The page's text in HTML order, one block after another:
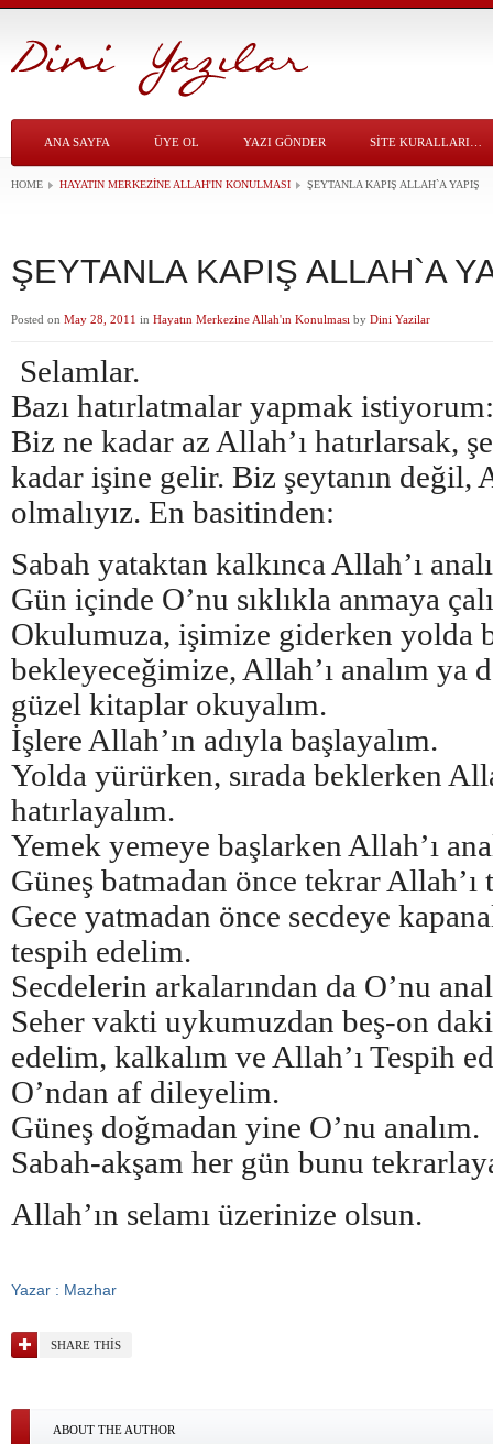
ANA SAYFA ÜYE OL YAZI GÖNDER SITE KURALLARI…
HOME HAYATIN MERKEZINE ALLAH'IN KONULMASI ŞEYTANLA KAPIŞ ALLAH`A YAPIŞ
ŞEYTANLA KAPIŞ ALLAH`A
Posted on May 28, 2011 in Hayatın Merkezine Allah'ın Konulması by Dini Yazilar
Selamlar.
Bazı hatırlatmalar yapmak istiyorum:
Biz ne kadar az Allah’ı hatırlarsak,
kadar işine gelir. Biz şeytanın değil,
olmalıyız. En basitinden:
Sabah yataktan kalkınca Allah’ı
Gün içinde O’nu sıklıkla anmaya
Okulumuza, işimize giderken yolda
bekleyeceğimize, Allah’ı analım ya
güzel kitaplar okuyalım.
İşlere Allah’ın adıyla başlayalım.
Yolda yürürken, sırada beklerken
hatırlayalım.
Yemek yemeye başlarken Allah’ı
Güneş batmadan önce tekrar
Gece yatmadan önce secdeye
tespih edelim.
Secdelerin arkalarından da O’nu
Seher vakti uykumuzdan beş-on
edelim, kalkalım ve Allah’ı Tespih
O’ndan af dileyelim.
Güneş doğmadan yine O’nu analım.
Sabah-akşam her gün bunu
Allah’ın selamı üzerinize olsun.
Yazar : Mazhar
SHARE THIS
ABOUT THE AUTHOR